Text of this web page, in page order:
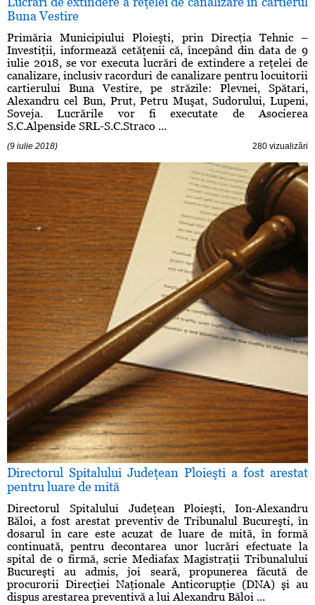
Buna Vestire
Primăria Municipiului Ploieşti, prin Direcţia Tehnic –
Investiţii, informează cetăţenii că, începând din data de 9
iulie 2018, se vor executa lucrări de extindere a reţelei de
canalizare, inclusiv racorduri de canalizare pentru locuitorii
cartierului Buna Vestire, pe străzile: Plevnei, Spătari,
Alexandru cel Bun, Prut, Petru Muşat, Sudorului, Lupeni,
Soveja. Lucrările vor fi executate de Asocierea
S.C.Alpenside SRL-S.C.Straco ...
(9 iulie 2018) 280 vizualizări
Directorul Spitalului Judeţean Ploieşti a fost arestat
pentru luare de mită
Directorul Spitalului Judeţean Ploieşti, Ion-Alexandru
Băloi, a fost arestat preventiv de Tribunalul Bucureşti, în
dosarul în care este acuzat de luare de mită, în formă
continuată, pentru decontarea unor lucrări efectuate la
spital de o firmă, scrie Mediafax Magistraţii Tribunalului
Bucureşti au admis, joi seară, propunerea făcută de
procurorii Direcţiei Naţionale Anticorupţie (DNA) şi au
dispus arestarea preventivă a lui Alexandru Băloi ...